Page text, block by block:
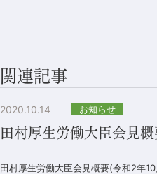
関連記事
2020.10.14 お知らせ
田村厚生労働大臣会見
田村厚生労働大臣会見概要(令和2年